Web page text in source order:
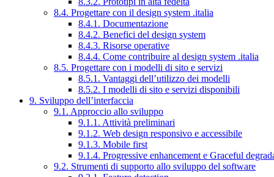
8.4. Progettare con il design system .italia
8.4.1. Documentazione
8.4.2. Benefici del design system
8.4.3. Risorse operative
8.4.4. Come contribuire al design system .italia
8.5. Progettare con i modelli di sito e servizi
8.5.1. Vantaggi dell’utilizzo dei modelli
8.5.2. I modelli di sito e servizi disponibili
9. Sviluppo dell’interfaccia
9.1. Approccio allo sviluppo
9.1.1. Attività preliminari
9.1.2. Web design responsivo e accessibile
9.1.3. Mobile first
9.1.4. Progressive enhancement e Graceful
9.2. Strumenti di supporto allo sviluppo del software